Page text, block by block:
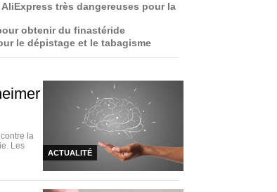
très dangereuses pour la
obtenir du finastéride
le dépistage et le tabagisme
ACTUALITÉ
la
Les